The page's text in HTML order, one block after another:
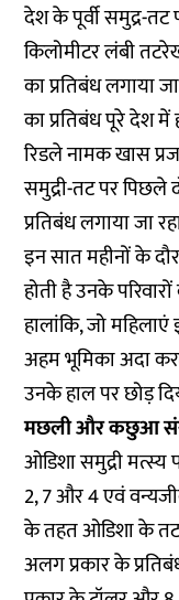
देश के पूर्वी समुद्र-
किलोमीटर लंबी
का प्रतिबंध लगाया
का प्रतिबंध पूरे देश में
रिडले नामक खास
समुद्री-तट पर पिछले
प्रतिबंध लगाया जा
इन सात महीनों के
होती है उनके
हालांकि, जो
अहम भूमिका अदा
उनके हाल पर छोड़
मछली और कछुआ
ओडिशा समुद्री
2, 7 और 4 एवं
के तहत ओडिशा के
अलग प्रकार के